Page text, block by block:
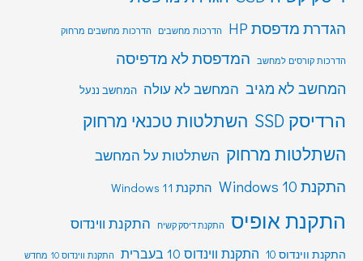
הגדרת מדפסת HP הדרכות מחשבים הדרכות מחשבים מרחוק
הדרכות קורסים למחשב המדפסת לא מדפיסה
המחשב לא מגיב המחשב לא עולה המחשב ננעל
הרדיסק SSD
השתלטות טכנאי מרחוק
השתלטות מרחוק השתלטות על המחשב
התקנת Windows 10 התקנת Windows 11
התקנת אופיס התקנת דיסק קשיח התקנת ווינדוס
התקנת ווינדוס 10 התקנת ווינדוס 10 בעברית התקנת ווינדוס 10 מחדש